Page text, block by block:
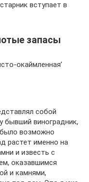
вступает в
запасы
окаймленная’
собой
бывший виноградник,
было возможно
растет именно на
и известь с
оказавшимся
и камнями,